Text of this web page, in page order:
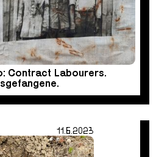
Contract Labourers.
11.6.2023